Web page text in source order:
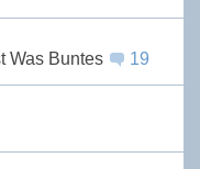
Was Buntes
19